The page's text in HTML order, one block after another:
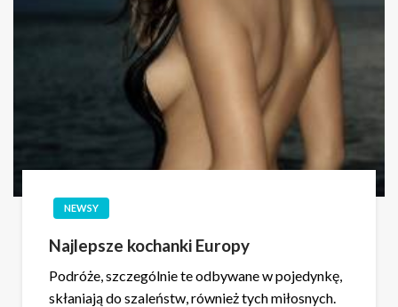
NEWSY
Najlepsze kochanki Europy
Podróże, szczególnie te odbywane w pojedynkę,
skłaniają do szaleństw, również tych miłosnych.